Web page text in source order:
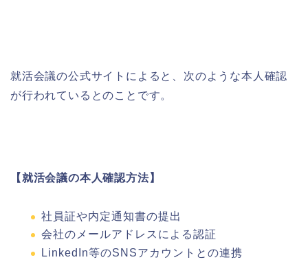
就活会議の公式サイトによると、次のような本人確認
が行われているとのことです。
【就活会議の本人確認方法】
社員証や内定通知書の提出
会社のメールアドレスによる認証
LinkedIn等のSNSアカウントとの連携